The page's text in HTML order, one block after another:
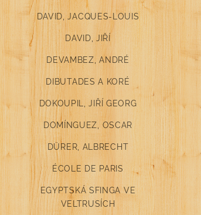
DAVID, JACQUES-LOUIS
DAVID, JIŘÍ
DEVAMBEZ, ANDRÉ
DIBUTADES A KORÉ
DOKOUPIL, JIŘÍ GEORG
DOMÍNGUEZ, OSCAR
DÜRER, ALBRECHT
ÉCOLE DE PARIS
EGYPTSKÁ SFINGA VE
VELTRUSÍCH